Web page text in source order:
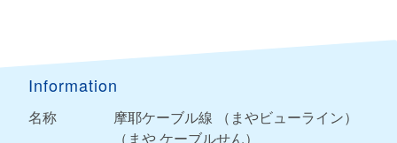
Information
名称
摩耶ケーブル線 （まやビューライン）
（まや ケーブルせん）